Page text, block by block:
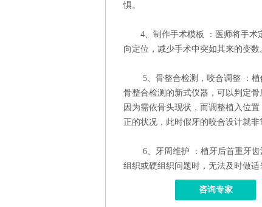
惧。
4、制作手术模板 ：医师将手术
向定位，减少手术中突如其来的变数
5、骨整合检测，咬合调整 ：植
骨整合检测的新式仪器，可以判定
因为需依骨头现状，而调整植入位
正的状况，此时假牙的咬合设计就非
6、牙周维护 ：植牙后首重牙齿
组织或硬组织问题时，无法及时做
咨询专家